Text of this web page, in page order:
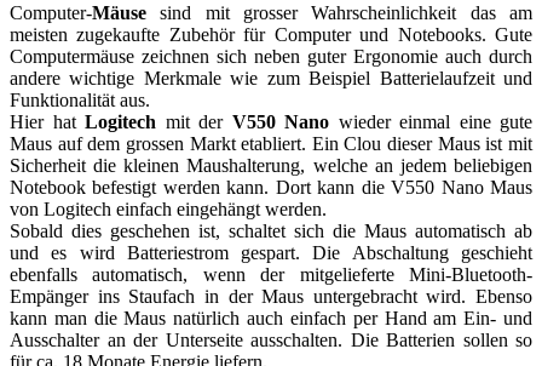
Computer-Mäuse sind mit grosser Wahrscheinlichkeit das am
meisten zugekaufte Zubehör für Computer und Notebooks. Gute
Computermäuse zeichnen sich neben guter Ergonomie auch durch
andere wichtige Merkmale wie zum Beispiel Batterielaufzeit und
Funktionalität aus.
Hier hat Logitech mit der V550 Nano wieder einmal eine gute
Maus auf dem grossen Markt etabliert. Ein Clou dieser Maus ist mit
Sicherheit die kleinen Maushalterung, welche an jedem beliebigen
Notebook befestigt werden kann. Dort kann die V550 Nano Maus
von Logitech einfach eingehängt werden.
Sobald dies geschehen ist, schaltet sich die Maus automatisch ab
und es wird Batteriestrom gespart. Die Abschaltung geschieht
ebenfalls automatisch, wenn der mitgelieferte Mini-Bluetooth-
Empänger ins Staufach in der Maus untergebracht wird. Ebenso
kann man die Maus natürlich auch einfach per Hand am Ein- und
Ausschalter an der Unterseite ausschalten. Die Batterien sollen so
für ca. 18 Monate Energie liefern.